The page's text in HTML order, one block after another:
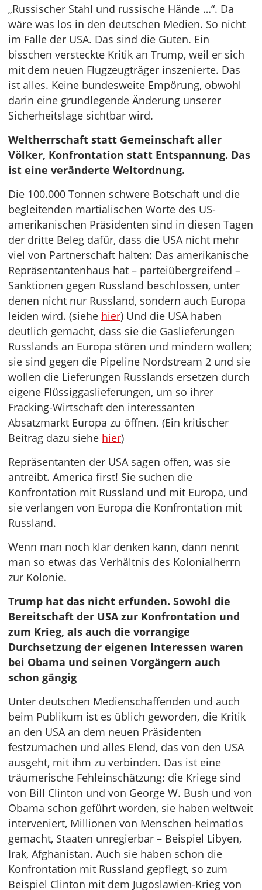
„Russischer Stahl und russische Hände …“. Da
wäre was los in den deutschen Medien. So nicht
im Falle der USA. Das sind die Guten. Ein
bisschen versteckte Kritik an Trump, weil er sich
mit dem neuen Flugzeugträger inszenierte. Das
ist alles. Keine bundesweite Empörung, obwohl
darin eine grundlegende Änderung unserer
Sicherheitslage sichtbar wird.
Weltherrschaft statt Gemeinschaft aller
Völker, Konfrontation statt Entspannung. Das
ist eine veränderte Weltordnung.
Die 100.000 Tonnen schwere Botschaft und die
begleitenden martialischen Worte des US-
amerikanischen Präsidenten sind in diesen Tagen
der dritte Beleg dafür, dass die USA nicht mehr
viel von Partnerschaft halten: Das amerikanische
Repräsentantenhaus hat – parteiübergreifend –
Sanktionen gegen Russland beschlossen, unter
denen nicht nur Russland, sondern auch Europa
leiden wird. (siehe hier) Und die USA haben
deutlich gemacht, dass sie die Gaslieferungen
Russlands an Europa stören und mindern wollen;
sie sind gegen die Pipeline Nordstream 2 und sie
wollen die Lieferungen Russlands ersetzen durch
eigene Flüssiggaslieferungen, um so ihrer
Fracking-Wirtschaft den interessanten
Absatzmarkt Europa zu öffnen. (Ein kritischer
Beitrag dazu siehe hier)
Repräsentanten der USA sagen offen, was sie
antreibt. America first! Sie suchen die
Konfrontation mit Russland und mit Europa, und
sie verlangen von Europa die Konfrontation mit
Russland.
Wenn man noch klar denken kann, dann nennt
man so etwas das Verhältnis des Kolonialherrn
zur Kolonie.
Trump hat das nicht erfunden. Sowohl die
Bereitschaft der USA zur Konfrontation und
zum Krieg, als auch die vorrangige
Durchsetzung der eigenen Interessen waren
bei Obama und seinen Vorgängern auch
schon gängig
Unter deutschen Medienschaffenden und auch
beim Publikum ist es üblich geworden, die Kritik
an den USA an dem neuen Präsidenten
festzumachen und alles Elend, das von den USA
ausgeht, mit ihm zu verbinden. Das ist eine
träumerische Fehleinschätzung: die Kriege sind
von Bill Clinton und von George W. Bush und von
Obama schon geführt worden, sie haben weltweit
interveniert, Millionen von Menschen heimatlos
gemacht, Staaten unregierbar – Beispiel Libyen,
Irak, Afghanistan. Auch sie haben schon die
Konfrontation mit Russland gepflegt, so zum
Beispiel Clinton mit dem Jugoslawien-Krieg von